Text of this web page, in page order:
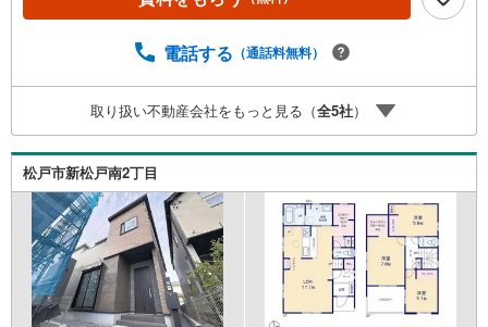
遇金利と各種手数料0円でお得に。（2）【未来カレンダー
ュレーション。「月々いくらなら安心か」をプロが明確に
はありません。専属FPがお引渡し後も一生涯お守りしま
す。 Yahoo！不動産キャンペーン対象店舗 当店でのご成約
でPayPayボーナスがもらえるキャンペーン対象です！※必
ずYahoo！ JAPAN IDでログインの上お問い合わせくださ
い。
電話する （通話料無料）
取り扱い不動産会社をもっと見る（全5社）
松戸市新松戸南2丁目